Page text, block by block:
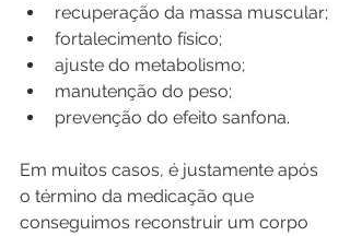
recuperação da massa muscular;
fortalecimento físico;
ajuste do metabolismo;
manutenção do peso;
prevenção do efeito sanfona.
Em muitos casos, é justamente após
o término da medicação que
conseguimos reconstruir um corpo